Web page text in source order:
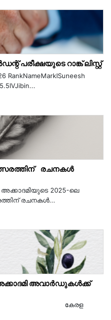
പരീക്ഷയുടെ റാങ്ക് ലിസ്റ്റ്
RankNameMarkISuneesh
രചനകൾ
2025-ലെ
രചനകൾ...
അവാർഡുകൾക്ക്